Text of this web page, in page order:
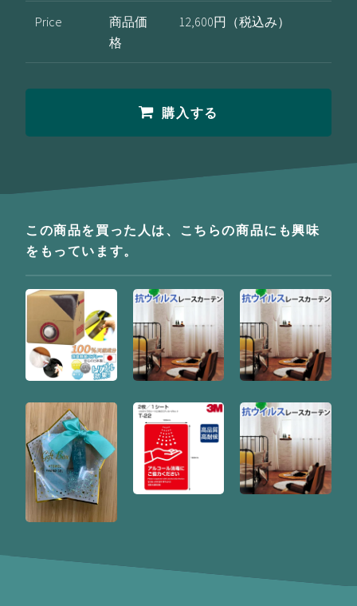
Price
商品価
格
12,600円（税込み）
購入する
この商品を買った人は、こちらの商品にも興味
をもっています。